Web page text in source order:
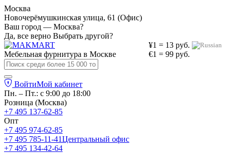
Москва
Новочерёмушкинская улица, 61 (Офис)
Ваш город — Москва?
Да, все верно Выбрать другой?
¥1 = 13 руб.
€1 = 99 руб.
Мебельная фурнитура в Москве
ВойтиМой кабинет
Пн. – Пт.: с 9:00 до 18:00
Розница (Москва)
+7 495 137-62-85
Опт
+7 495 974-62-85
+7 495 785-11-41Центральный офис
+7 495 134-42-64